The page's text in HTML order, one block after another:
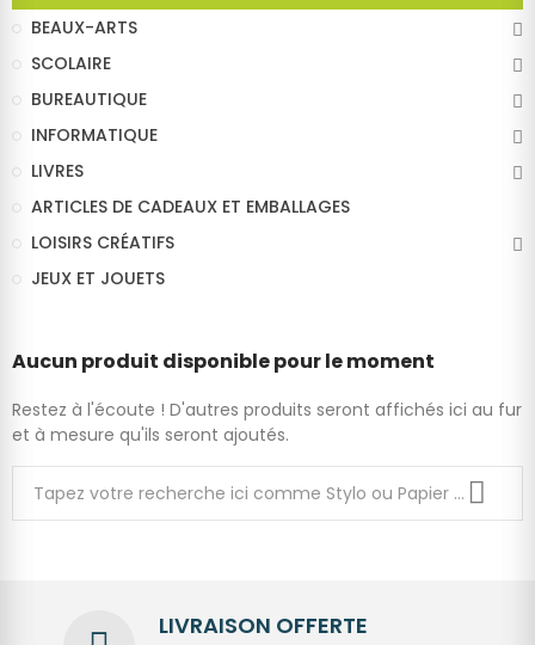
Aucun produit disponible pour le moment
Restez à l'écoute ! D'autres produits seront affichés ici au fur
et à mesure qu'ils seront ajoutés.
BEAUX-ARTS
SCOLAIRE
BUREAUTIQUE
INFORMATIQUE
LIVRES
ARTICLES DE CADEAUX ET EMBALLAGES
LOISIRS CRÉATIFS
JEUX ET JOUETS
LIVRAISON OFFERTE